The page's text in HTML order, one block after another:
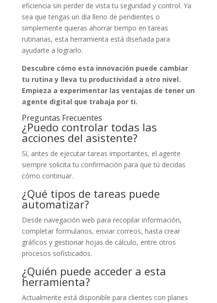
eficiencia sin perder de vista tu seguridad y control. Ya
sea que tengas un día lleno de pendientes o
simplemente quieras ahorrar tiempo en tareas
rutinarias, esta herramienta está diseñada para
ayudarte a lograrlo.
Descubre cómo esta innovación puede cambiar
tu rutina y lleva tu productividad a otro nivel.
Empieza a experimentar las ventajas de tener un
agente digital que trabaja por ti.
Preguntas Frecuentes
¿Puedo controlar todas las
acciones del asistente?
Sí, antes de ejecutar tareas importantes, el agente
siempre solicita tu confirmación para que tú decidas
cómo continuar.
¿Qué tipos de tareas puede
automatizar?
Desde navegación web para recopilar información,
completar formularios, enviar correos, hasta crear
gráficos y gestionar hojas de cálculo, entre otros
procesos sofisticados.
¿Quién puede acceder a esta
herramienta?
Actualmente está disponible para clientes con planes